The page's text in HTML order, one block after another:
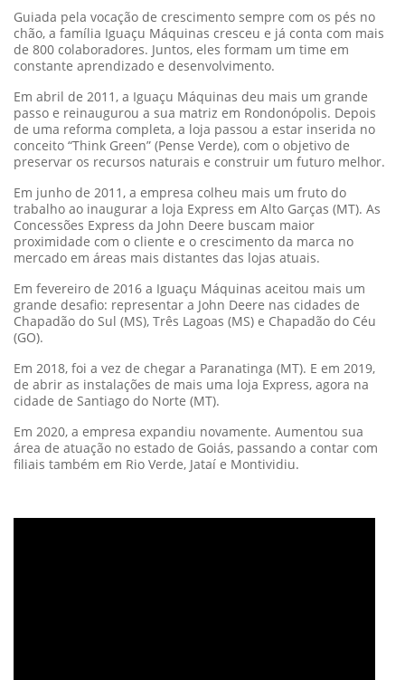
Guiada pela vocação de crescimento sempre com os pés no
chão, a família Iguaçu Máquinas cresceu e já conta com mais
de 800 colaboradores. Juntos, eles formam um time em
constante aprendizado e desenvolvimento.
Em abril de 2011, a Iguaçu Máquinas deu mais um grande
passo e reinaugurou a sua matriz em Rondonópolis. Depois
de uma reforma completa, a loja passou a estar inserida no
conceito “Think Green” (Pense Verde), com o objetivo de
preservar os recursos naturais e construir um futuro melhor.
Em junho de 2011, a empresa colheu mais um fruto do
trabalho ao inaugurar a loja Express em Alto Garças (MT). As
Concessões Express da John Deere buscam maior
proximidade com o cliente e o crescimento da marca no
mercado em áreas mais distantes das lojas atuais.
Em fevereiro de 2016 a Iguaçu Máquinas aceitou mais um
grande desafio: representar a John Deere nas cidades de
Chapadão do Sul (MS), Três Lagoas (MS) e Chapadão do Céu
(GO).
Em 2018, foi a vez de chegar a Paranatinga (MT). E em 2019,
de abrir as instalações de mais uma loja Express, agora na
cidade de Santiago do Norte (MT).
Em 2020, a empresa expandiu novamente. Aumentou sua
área de atuação no estado de Goiás, passando a contar com
filiais também em Rio Verde, Jataí e Montividiu.